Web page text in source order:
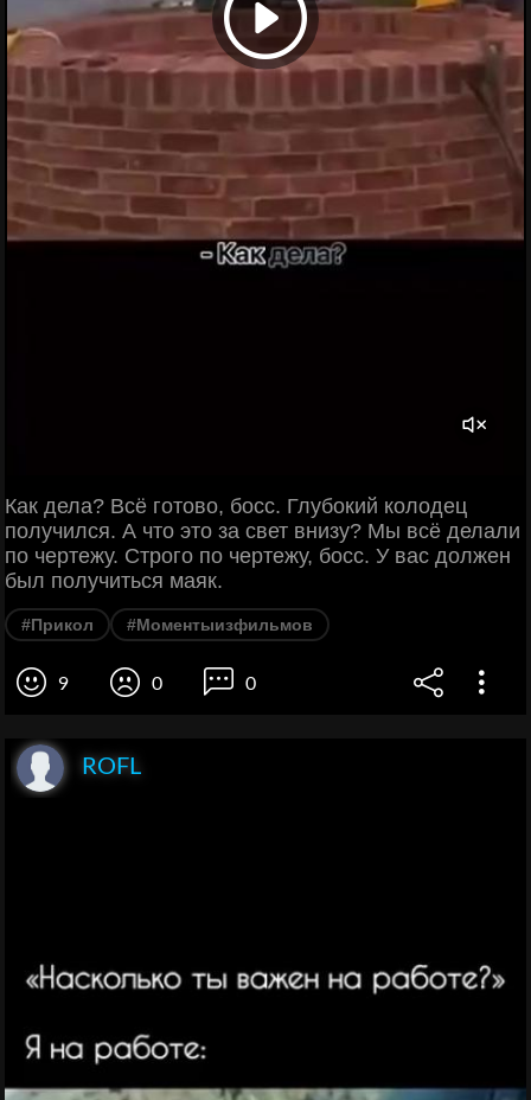
Как дела? Всё готово, босс. Глубокий колодец
получился. А что это за свет внизу? Мы всё делали
по чертежу. Строго по чертежу, босс. У вас должен
был получиться маяк.
#Прикол #Моментыизфильмов
9 0 0
ROFL